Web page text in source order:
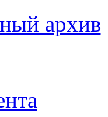
архив